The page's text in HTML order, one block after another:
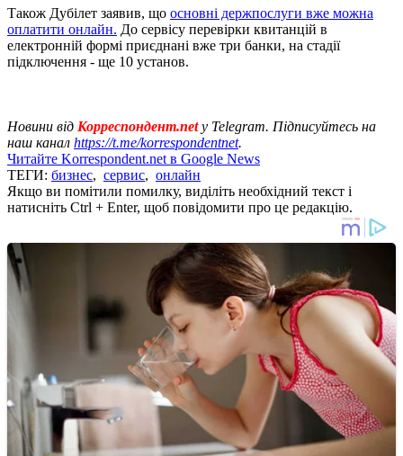
Також Дубілет заявив, що основні держпослуги вже можна
оплатити онлайн. До сервісу перевірки квитанцій в
електронній формі приєднані вже три банки, на стадії
підключення - ще 10 установ.
Новини від Корреспондент.net у Telegram. Підписуйтесь на
наш канал https://t.me/korrespondentnet.
Читайте Korrespondent.net в Google News
ТЕГИ: бизнес, сервис, онлайн
Якщо ви помітили помилку, виділіть необхідний текст і
натисніть Ctrl + Enter, щоб повідомити про це редакцію.